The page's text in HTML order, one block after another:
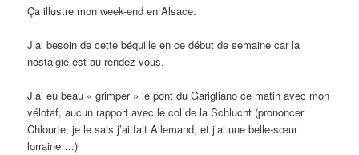
Ça illustre mon week-end en Alsace.
J’ai besoin de cette béquille en ce début de semaine car la
nostalgie est au rendez-vous.
J’ai eu beau « grimper » le pont du Garigliano ce matin avec mon
vélotaf, aucun rapport avec le col de la Schlucht (prononcer
Chlourte, je le sais j’ai fait Allemand, et j’ai une belle-sœur
lorraine …)